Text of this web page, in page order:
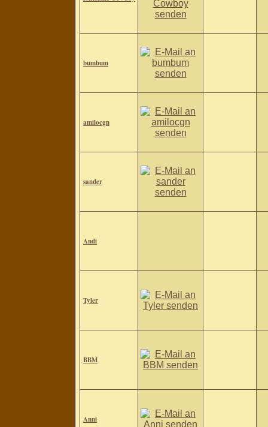
bumbum
amilocgn
sander
Andi
Tyler
BBM
Anni